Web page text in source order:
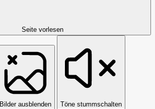
Seite vorlesen
Bilder ausblenden Töne stummschalten